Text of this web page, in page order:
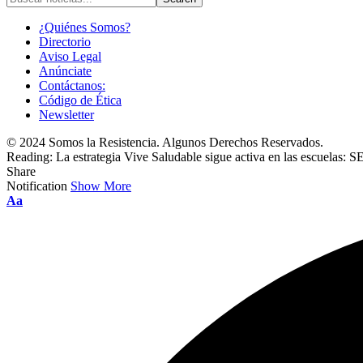
¿Quiénes Somos?
Directorio
Aviso Legal
Anúnciate
Contáctanos:
Código de Ética
Newsletter
© 2024 Somos la Resistencia. Algunos Derechos Reservados.
Reading: La estrategia Vive Saludable sigue activa en las escuelas:
Share
Notification Show More
Font
Aa